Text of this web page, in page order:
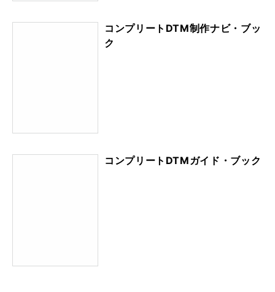
コンプリートDTM制作ナビ・ブッ
ク
コンプリートDTMガイド・ブック